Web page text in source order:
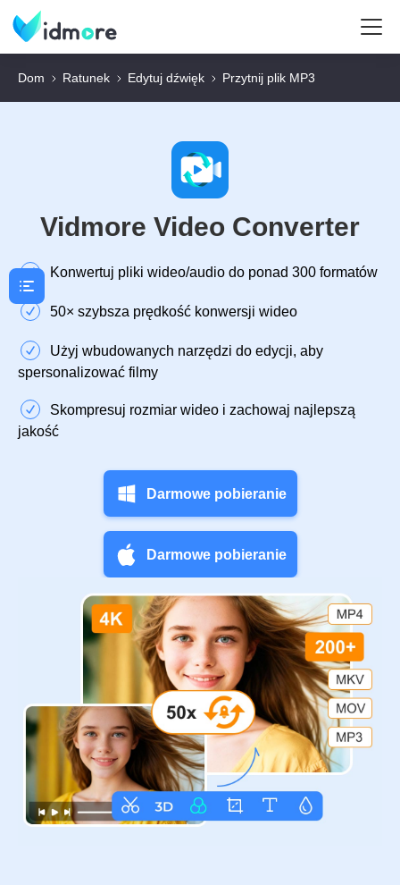
Dom Ratunek Edytuj dźwięk Przytnij plik MP3
Vidmore Video Converter
Konwertuj pliki wideo/audio do ponad 300 formatów
50× szybsza prędkość konwersji wideo
Użyj wbudowanych narzędzi do edycji, aby
spersonalizować filmy
Skompresuj rozmiar wideo i zachowaj najlepszą
jakość
Darmowe pobieranie
Darmowe pobieranie